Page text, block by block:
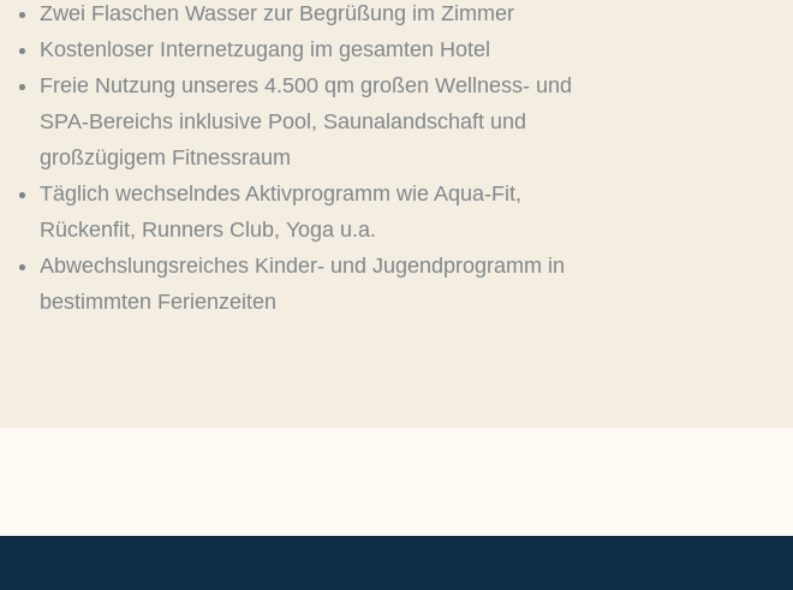
Zwei Flaschen Wasser zur Begrüßung im Zimmer
Kostenloser Internetzugang im gesamten Hotel
Freie Nutzung unseres 4.500 qm großen Wellness- und
SPA-Bereichs inklusive Pool, Saunalandschaft und
großzügigem Fitnessraum
Täglich wechselndes Aktivprogramm wie Aqua-Fit,
Rückenfit, Runners Club, Yoga u.a.
Abwechslungsreiches Kinder- und Jugendprogramm in
bestimmten Ferienzeiten